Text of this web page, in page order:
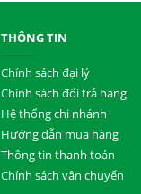
THÔNG TIN
Chính sách đại lý
Chính sách đổi trả hàng
Hệ thống chi nhánh
Hướng dẫn mua hàng
Thông tin thanh toán
Chính sách vận chuyển